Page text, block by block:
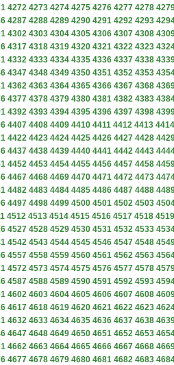
4272 4273 4274 4275 4276 4277 4278
4287 4288 4289 4290 4291 4292 4293
4302 4303 4304 4305 4306 4307 4308
4317 4318 4319 4320 4321 4322 4323
4332 4333 4334 4335 4336 4337 4338
4347 4348 4349 4350 4351 4352 4353
4362 4363 4364 4365 4366 4367 4368
4377 4378 4379 4380 4381 4382 4383
4392 4393 4394 4395 4396 4397 4398
4407 4408 4409 4410 4411 4412 4413 4414
4422 4423 4424 4425 4426 4427 4428
4437 4438 4439 4440 4441 4442 4443
4452 4453 4454 4455 4456 4457 4458
4467 4468 4469 4470 4471 4472 4473
4482 4483 4484 4485 4486 4487 4488
4497 4498 4499 4500 4501 4502 4503
4512 4513 4514 4515 4516 4517 4518 4519
4527 4528 4529 4530 4531 4532 4533
4542 4543 4544 4545 4546 4547 4548
4557 4558 4559 4560 4561 4562 4563
4572 4573 4574 4575 4576 4577 4578
4587 4588 4589 4590 4591 4592 4593
4602 4603 4604 4605 4606 4607 4608
4617 4618 4619 4620 4621 4622 4623
4632 4633 4634 4635 4636 4637 4638
4647 4648 4649 4650 4651 4652 4653
4662 4663 4664 4665 4666 4667 4668
4677 4678 4679 4680 4681 4682 4683